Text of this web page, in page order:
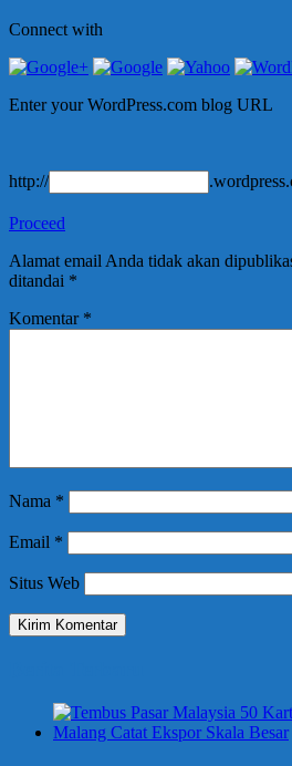
Connect with
Enter your WordPress.com blog URL
http://
Proceed
Alamat email Anda tidak akan
ditandai *
Komentar *
Nama *
Email *
Situs Web